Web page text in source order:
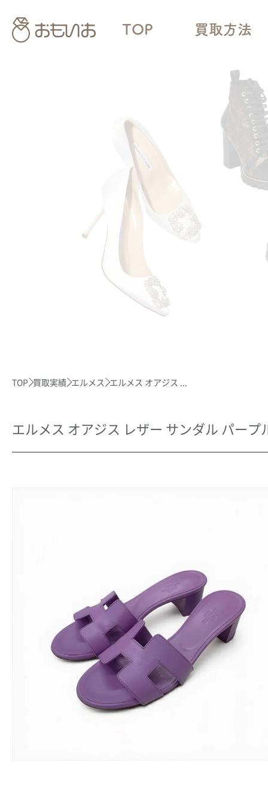
TOP 買取方法
TOP 買取実績 エルメス エルメス オアジス ...
エルメス オアジス レザー サンダル パー